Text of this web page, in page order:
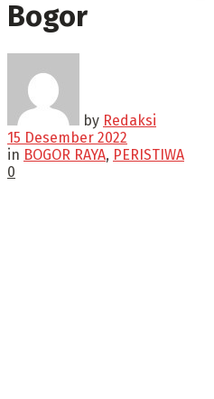
Bogor
by Redaksi
15 Desember 2022
in BOGOR RAYA, PERISTIWA
0